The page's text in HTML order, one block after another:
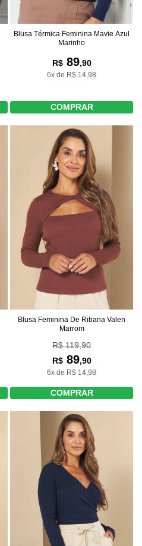
Blusa Térmica Feminina Mavie Azul
Marinho
R$89,90
6x de R$ 14,98
COMPRAR
Blusa Feminina De Ribana Valen
Marrom
R$ 119,90
R$89,90
6x de R$ 14,98
COMPRAR